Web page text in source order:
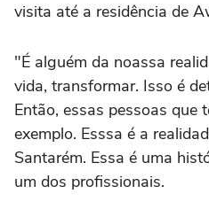
visita até a residência de
"É alguém da noassa
vida, transformar. Isso é
Então, essas pessoas que
exemplo. Esssa é a
Santarém. Essa é uma
um dos profissionais.